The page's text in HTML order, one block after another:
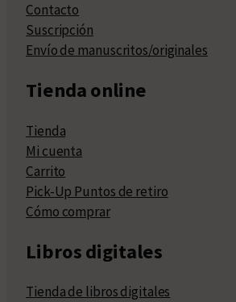
Contacto
Suscripción
Envío de manuscritos/originales
Tienda online
Tienda
Mi cuenta
Carrito
Pick-Up Puntos de retiro
Cómo comprar
Libros digitales
Tienda de libros digitales